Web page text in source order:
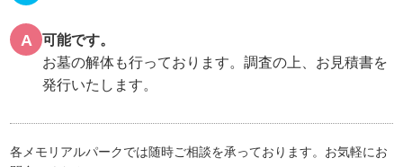
A
可能です。
お墓の解体も行っております。調査の上、お見積書を
発行いたします。
各メモリアルパークでは随時ご相談を承っております。お気軽にお